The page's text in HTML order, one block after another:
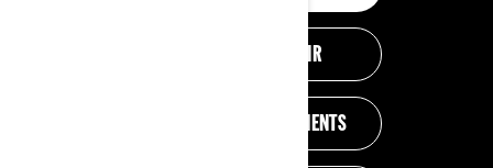
AIDEZ-MOI À CHOISIR
ESTIMATION DES PAIEMENTS